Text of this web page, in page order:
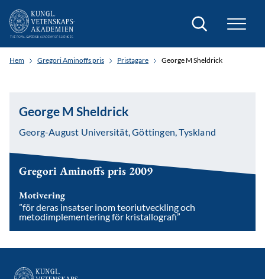
Sök
Hem Gregori Aminoffs pris Pristagare George M Sheldrick
George M Sheldrick
Georg-August Universität, Göttingen, Tyskland
Gregori Aminoffs pris 2009
Motivering
”för deras insatser inom teoriutveckling och
metodimplementering för kristallografi”